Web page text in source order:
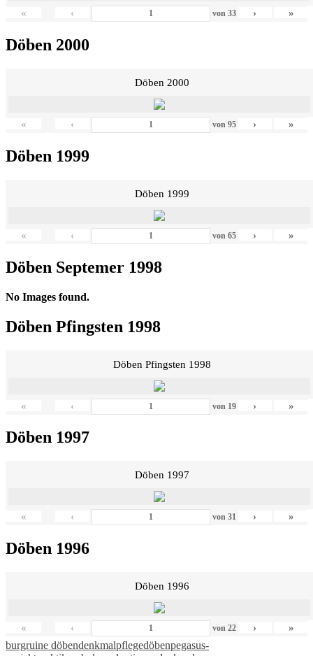
« ‹ von 33 › »
Döben 2000
Döben 2000
« ‹ von 95 › »
Döben 1999
Döben 1999
« ‹ von 65 › »
Döben Septemer 1998
No Images found.
Döben Pfingsten 1998
Döben Pfingsten 1998
« ‹ von 19 › »
Döben 1997
Döben 1997
« ‹ von 31 › »
Döben 1996
Döben 1996
« ‹ von 22 › »
burgruine döbendenkmalpflegedöbenpegasus-